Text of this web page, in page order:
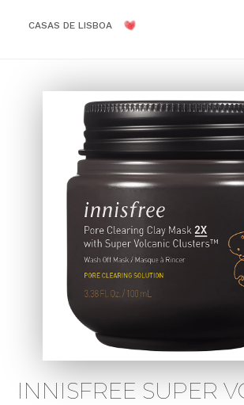
CASAS DE LISBOA
INNISFREE SUPER